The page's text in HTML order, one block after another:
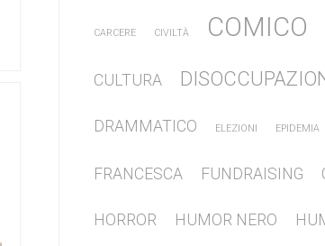
CARCERE CIVILTÀ COMICO
CULTURA
DRAMMATICO ELEZIONI EPIDEMIA
FRANCESCA FUNDRAISING
HORROR HUMOR NERO